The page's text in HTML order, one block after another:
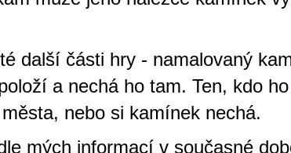
další části hry - namalovaný
a nechá ho tam. Ten, kdo
nebo si kamínek nechá.
mých informací v současné